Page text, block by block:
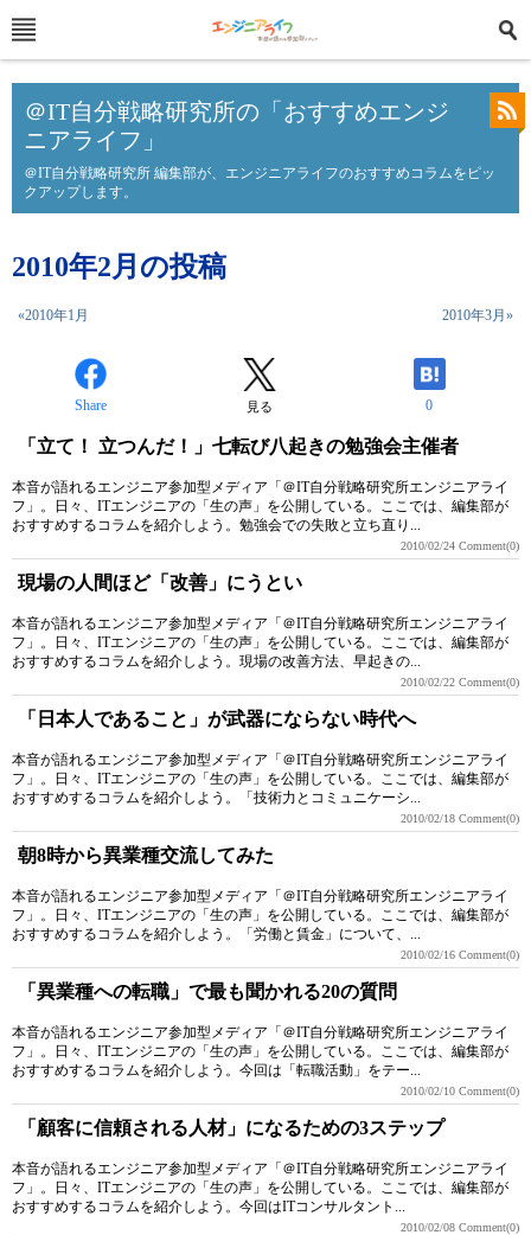
＠IT自分戦略研究所の「おすすめエンジ
ニアライフ」
＠IT自分戦略研究所 編集部が、エンジニアライフのおすすめコラムをピッ
クアップします。
2010年2月の投稿
«2010年1月 2010年3月»
Share 見る 0
「立て！ 立つんだ！」七転び八起きの勉強会主催者
本音が語れるエンジニア参加型メディア「＠IT自分戦略研究所エンジニアライ
フ」。日々、ITエンジニアの「生の声」を公開している。ここでは、編集部が
おすすめするコラムを紹介しよう。勉強会での失敗と立ち直り...
2010/02/24 Comment(0)
現場の人間ほど「改善」にうとい
本音が語れるエンジニア参加型メディア「＠IT自分戦略研究所エンジニアライ
フ」。日々、ITエンジニアの「生の声」を公開している。ここでは、編集部が
おすすめするコラムを紹介しよう。現場の改善方法、早起きの...
2010/02/22 Comment(0)
「日本人であること」が武器にならない時代へ
本音が語れるエンジニア参加型メディア「＠IT自分戦略研究所エンジニアライ
フ」。日々、ITエンジニアの「生の声」を公開している。ここでは、編集部が
おすすめするコラムを紹介しよう。「技術力とコミュニケーシ...
2010/02/18 Comment(0)
朝8時から異業種交流してみた
本音が語れるエンジニア参加型メディア「＠IT自分戦略研究所エンジニアライ
フ」。日々、ITエンジニアの「生の声」を公開している。ここでは、編集部が
おすすめするコラムを紹介しよう。「労働と賃金」について、...
2010/02/16 Comment(0)
「異業種への転職」で最も聞かれる20の質問
本音が語れるエンジニア参加型メディア「＠IT自分戦略研究所エンジニアライ
フ」。日々、ITエンジニアの「生の声」を公開している。ここでは、編集部が
おすすめするコラムを紹介しよう。今回は「転職活動」をテー...
2010/02/10 Comment(0)
「顧客に信頼される人材」になるための3ステップ
本音が語れるエンジニア参加型メディア「＠IT自分戦略研究所エンジニアライ
フ」。日々、ITエンジニアの「生の声」を公開している。ここでは、編集部が
おすすめするコラムを紹介しよう。今回はITコンサルタント...
2010/02/08 Comment(0)